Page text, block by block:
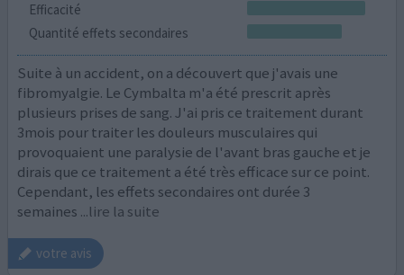
Efficacité
Quantité effets secondaires
Suite à un accident, on a découvert que j'avais une
fibromyalgie. Le Cymbalta m'a été prescrit après
plusieurs prises de sang. J'ai pris ce traitement durant
3mois pour traiter les douleurs musculaires qui
provoquaient une paralysie de l'avant bras gauche et je
dirais que ce traitement a été très efficace sur ce point.
Cependant, les effets secondaires ont durée 3
semaines ...lire la suite
votre avis